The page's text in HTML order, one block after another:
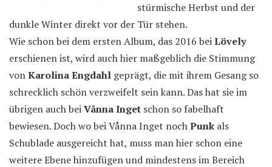
stürmische Herbst und der
dunkle Winter direkt vor der Tür stehen.
Wie schon bei dem ersten Album, das 2016 beiLövely
erschienen ist, wird auch hier maßgeblich die Stimmung
vonKarolina Engdahl geprägt, die mit ihrem Gesang so
schrecklich schön verzweifelt sein kann. Das hat sie im
übrigen auch beiVånna Inget schon so fabelhaft
bewiesen. Doch wo bei Vånna Inget nochPunk als
Schublade ausgereicht hat, muss man hier schon eine
weitere Ebene hinzufügen und mindestens im Bereich